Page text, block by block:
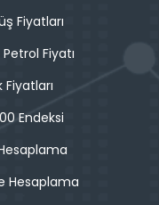
Fiyatları
Fiyatı
Fiyatları
Endeksi
Hesaplama